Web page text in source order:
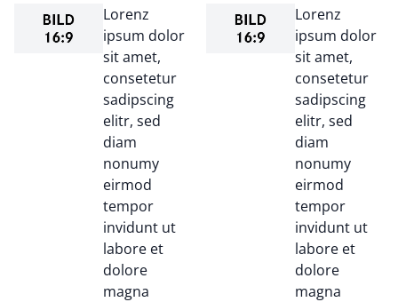
Lorenz
ipsum dolor
sit amet,
consetetur
sadipscing
elitr, sed
diam
nonumy
eirmod
tempor
invidunt ut
labore et
dolore
magna
Lorenz
ipsum dolor
sit amet,
consetetur
sadipscing
elitr, sed
diam
nonumy
eirmod
tempor
invidunt ut
labore et
dolore
magna